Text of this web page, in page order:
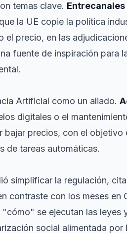
temas clave. Entrecanales
la UE copie la política
precio, en las
fuente de inspiración para
Artificial como un aliado.
digitales o el
precios, con el objetivo
de tareas automáticas.
simplificar la regulación,
contraste con los meses en
se ejecutan las leyes
social alimentada por